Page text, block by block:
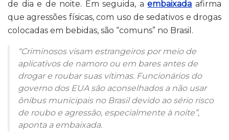
de dia e de noite. Em seguida, aembaixada afirma
que agressões físicas, com uso de sedativos e drogas
colocadas em bebidas, são “comuns” no Brasil .
“Criminosos visam estrangeiros por meio de
aplicativos de namoro ou em bares antes de
drogar e roubar suas vítimas. Funcionários do
governo dos EUA são aconselhados a não usar
ônibus municipais no Brasil devido ao sério risco
de roubo e agressão, especialmente à noite”,
aponta a embaixada.